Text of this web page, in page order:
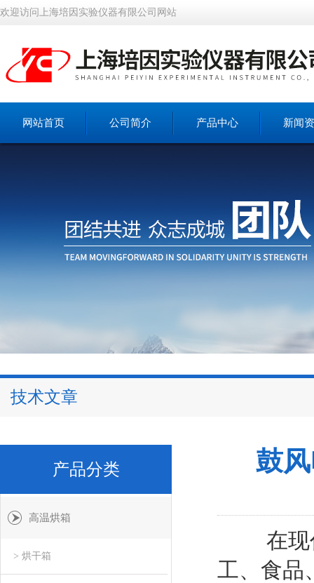
欢迎访问上海培因实验仪器有限公司网站
网站首页 公司简介 产品中心 新闻
技术文章
鼓
在现代
工、食品
产品分类
高温烘箱
> 烘干箱